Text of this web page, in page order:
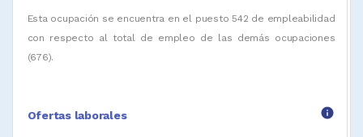
Esta ocupación se encuentra en el puesto 542 de empleabilidad
con respecto al total de empleo de las demás ocupaciones
(676).
Ofertas laborales info